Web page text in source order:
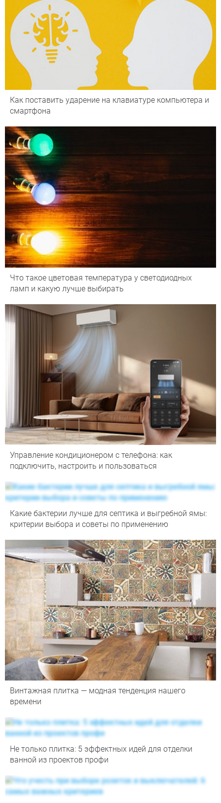
Как поставить ударение на клавиатуре компьютера и
смартфона
Что такое цветовая температура у светодиодных
ламп и какую лучше выбирать
Управление кондиционером с телефона: как
подключить, настроить и пользоваться
Какие бактерии лучше для септика и выгребной ямы:
критерии выбора и советы по применению
Винтажная плитка — модная тенденция нашего
времени
Не только плитка: 5 эффектных идей для отделки
ванной из проектов профи